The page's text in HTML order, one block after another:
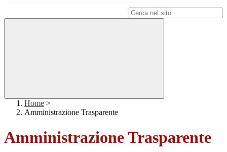
Home >
Amministrazione Trasparente
Amministrazione Trasparente